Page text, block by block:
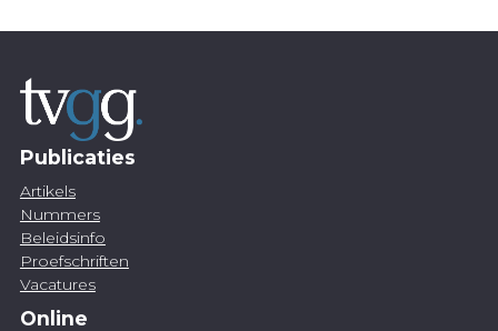
Publicaties
Artikels
Nummers
Beleidsinfo
Proefschriften
Vacatures
Online